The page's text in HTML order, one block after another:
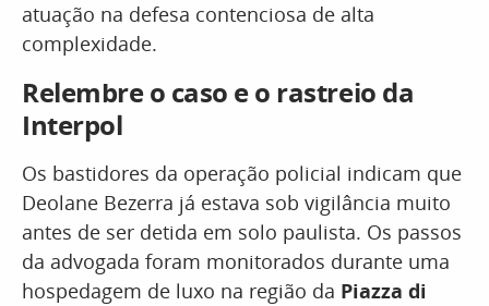
atuação na defesa contenciosa de alta
complexidade.
Relembre o caso e o rastreio da
Interpol
Os bastidores da operação policial indicam que
Deolane Bezerra já estava sob vigilância muito
antes de ser detida em solo paulista. Os passos
da advogada foram monitorados durante uma
hospedagem de luxo na região da Piazza di